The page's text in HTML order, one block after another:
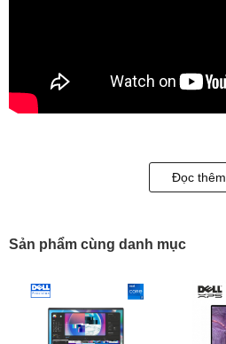
Đọc thêm
Sản phẩm cùng danh mục